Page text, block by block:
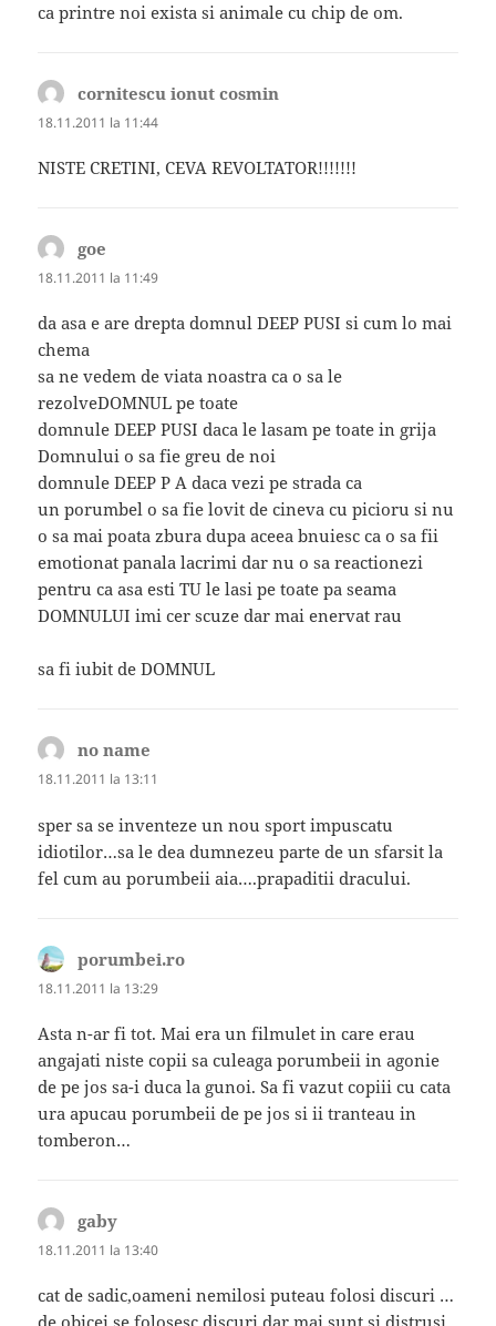
ca printre noi exista si animale cu chip de om.
cornitescu ionut cosmin
18.11.2011 la 11:44
NISTE CRETINI, CEVA REVOLTATOR!!!!!!!
goe
18.11.2011 la 11:49
da asa e are drepta domnul DEEP PUSI si cum lo mai
chema
sa ne vedem de viata noastra ca o sa le
rezolveDOMNUL pe toate
domnule DEEP PUSI daca le lasam pe toate in grija
Domnului o sa fie greu de noi
domnule DEEP P A daca vezi pe strada ca
un porumbel o sa fie lovit de cineva cu picioru si nu
o sa mai poata zbura dupa aceea bnuiesc ca o sa fii
emotionat panala lacrimi dar nu o sa reactionezi
pentru ca asa esti TU le lasi pe toate pa seama
DOMNULUI imi cer scuze dar mai enervat rau
sa fi iubit de DOMNUL
no name
18.11.2011 la 13:11
sper sa se inventeze un nou sport impuscatu
idiotilor…sa le dea dumnezeu parte de un sfarsit la
fel cum au porumbeii aia….prapaditii dracului.
porumbei.ro
18.11.2011 la 13:29
Asta n-ar fi tot. Mai era un filmulet in care erau
angajati niste copii sa culeaga porumbeii in agonie
de pe jos sa-i duca la gunoi. Sa fi vazut copiii cu cata
ura apucau porumbeii de pe jos si ii tranteau in
tomberon…
gaby
18.11.2011 la 13:40
cat de sadic,oameni nemilosi puteau folosi discuri …